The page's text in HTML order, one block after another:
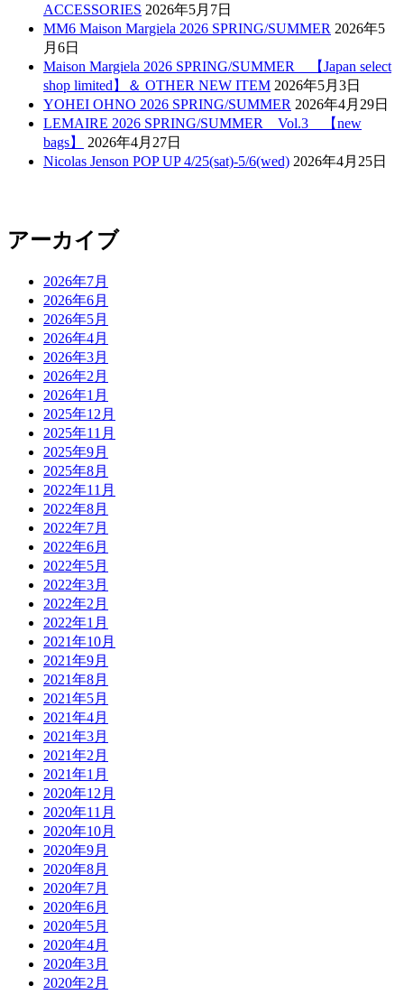
ACCESSORIES 2026年5月7日
MM6 Maison Margiela 2026 SPRING/SUMMER 2026年5
月6日
Maison Margiela 2026 SPRING/SUMMER 【Japan select
shop limited】＆ OTHER NEW ITEM 2026年5月3日
YOHEI OHNO 2026 SPRING/SUMMER 2026年4月29日
LEMAIRE 2026 SPRING/SUMMER Vol.3 【new
bags】
2026年4月27日
Nicolas Jenson POP UP 4/25(sat)-5/6(wed) 2026年4月25日
アーカイブ
2026年7月
2026年6月
2026年5月
2026年4月
2026年3月
2026年2月
2026年1月
2025年12月
2025年11月
2025年9月
2025年8月
2022年11月
2022年8月
2022年7月
2022年6月
2022年5月
2022年3月
2022年2月
2022年1月
2021年10月
2021年9月
2021年8月
2021年5月
2021年4月
2021年3月
2021年2月
2021年1月
2020年12月
2020年11月
2020年10月
2020年9月
2020年8月
2020年7月
2020年6月
2020年5月
2020年4月
2020年3月
2020年2月